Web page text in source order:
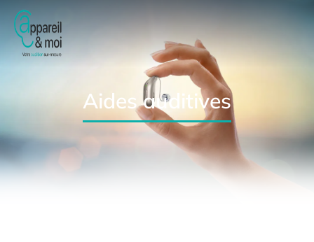
Aides auditives